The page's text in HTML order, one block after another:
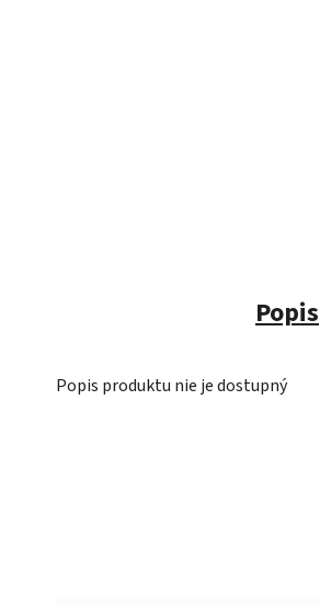
Popis
Popis produktu nie je dostupný